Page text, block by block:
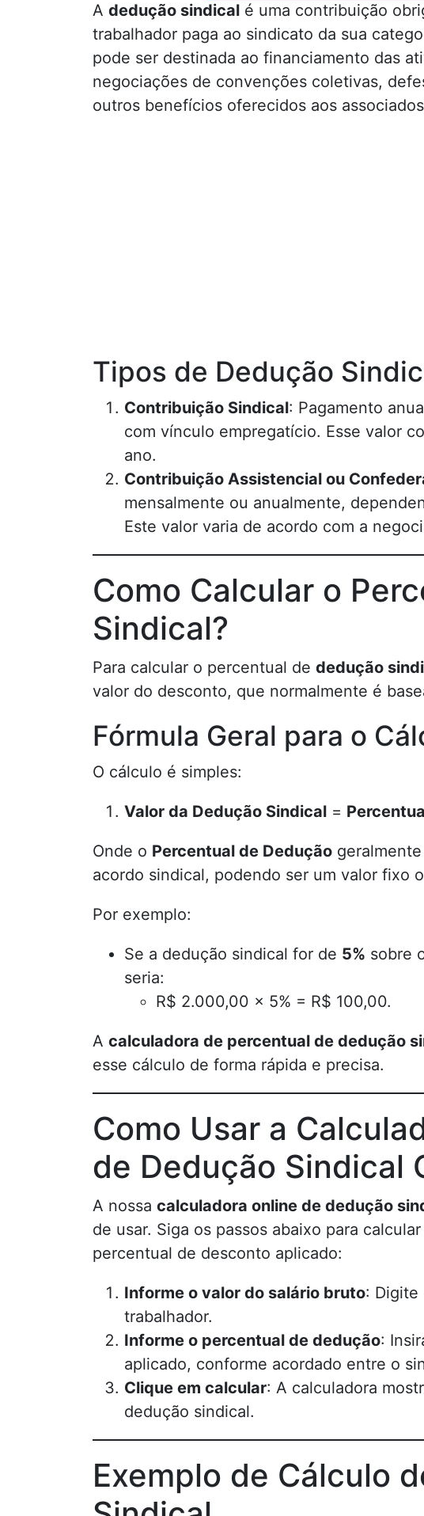
A dedução sindical é uma contribuição
trabalhador paga ao sindicato da sua
pode ser destinada ao financiamento das
negociações de convenções coletivas,
outros benefícios oferecidos aos
Tipos de Dedução
Contribuição Sindical: Pagamento
com vínculo empregatício. Esse valor
ano.
Contribuição Assistencial ou
mensalmente ou anualmente,
Este valor varia de acordo com a
Como Calcular o
Sindical?
Para calcular o percentual de dedução
valor do desconto, que normalmente é
Fórmula Geral para o
O cálculo é simples:
Valor da Dedução Sindical =
Onde o Percentual de Dedução
acordo sindical, podendo ser um valor fixo
Por exemplo:
Se a dedução sindical for de 5% sobre
seria:
R$ 2.000,00 × 5% = R$ 100,00.
A calculadora de percentual de dedução
esse cálculo de forma rápida e precisa.
Como Usar a
de Dedução Sindical
A nossa calculadora online de dedução
de usar. Siga os passos abaixo para
percentual de desconto aplicado:
Informe o valor do salário bruto: Digite
trabalhador.
Informe o percentual de dedução:
aplicado, conforme acordado entre o
Clique em calcular: A calculadora
dedução sindical.
Exemplo de Cálculo